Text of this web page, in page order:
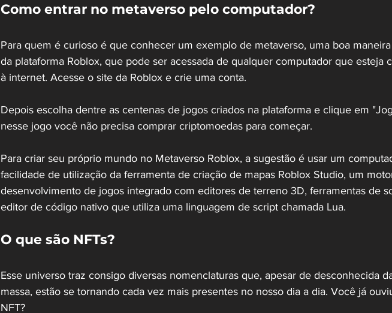
Como entrar no metaverso pelo computador?
Para quem é curioso é que conhecer um exemplo de metaverso, uma boa
da plataforma Roblox, que pode ser acessada de qualquer computador que esteja
à internet. Acesse o site da Roblox e crie uma conta.
Depois escolha dentre as centenas de jogos criados na plataforma e clique em
nesse jogo você não precisa comprar criptomoedas para começar.
Para criar seu próprio mundo no Metaverso Roblox, a sugestão é usar um
facilidade de utilização da ferramenta de criação de mapas Roblox Studio, um
desenvolvimento de jogos integrado com editores de terreno 3D, ferramentas de
editor de código nativo que utiliza uma linguagem de script chamada Lua.
O que são NFTs?
Esse universo traz consigo diversas nomenclaturas que, apesar de desconhecida
massa, estão se tornando cada vez mais presentes no nosso dia a dia. Você já
NFT?